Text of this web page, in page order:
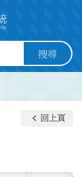
搜尋
keyboard_arrow_left 回上頁